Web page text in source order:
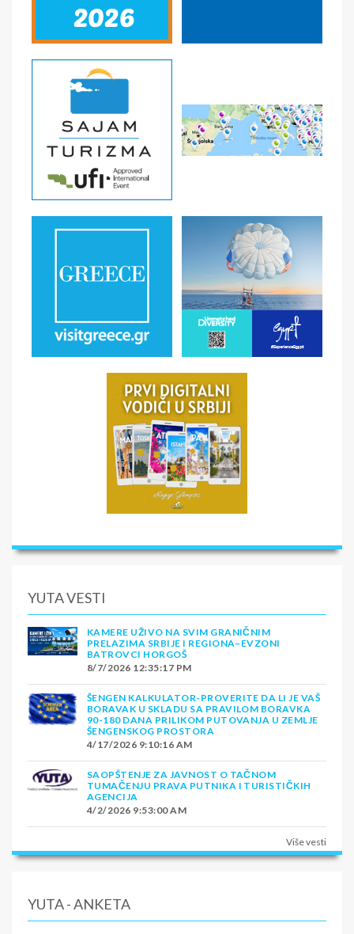
YUTA VESTI
KAMERE UŽIVO NA SVIM GRANIČNIM
PRELAZIMA SRBIJE I REGIONA–EVZONI
BATROVCI HORGOŠ
8/7/2026 12:35:17 PM
ŠENGEN KALKULATOR-PROVERITE DA LI JE VAŠ
BORAVAK U SKLADU SA PRAVILOM BORAVKA
90-180 DANA PRILIKOM PUTOVANJA U ZEMLJE
ŠENGENSKOG PROSTORA
4/17/2026 9:10:16 AM
SAOPŠTENJE ZA JAVNOST O TAČNOM
TUMAČENJU PRAVA PUTNIKA I TURISTIČKIH
AGENCIJA
4/2/2026 9:53:00 AM
Više vesti
YUTA - ANKETA